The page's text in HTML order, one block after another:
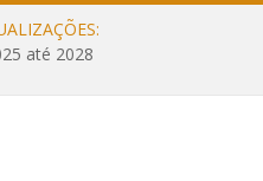
até 2028